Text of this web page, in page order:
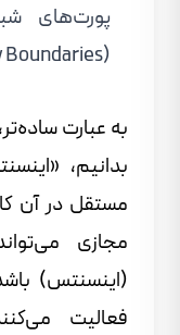
پورت‌های
(Security Boundaries) را مدیریت می‌کند.
بدانیم،
مستقل در آن
مجازی
(اینسنتس)
فعالیت